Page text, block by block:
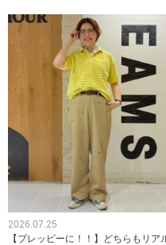
2026.07.25
【プレッピーに！！】どちらもリア